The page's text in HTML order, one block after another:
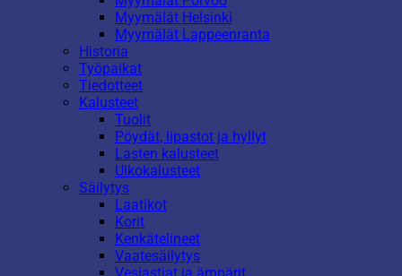
Myymälät Helsinki
Myymälät Lappeenranta
Historia
Työpaikat
Tiedotteet
Kalusteet
Tuolit
Pöydät, lipastot ja hyllyt
Lasten kalusteet
Ulkokalusteet
Säilytys
Laatikot
Korit
Kenkätelineet
Vaatesäilytys
Vesiastiat ja ämpärit